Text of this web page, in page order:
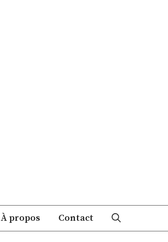
À propos Contact